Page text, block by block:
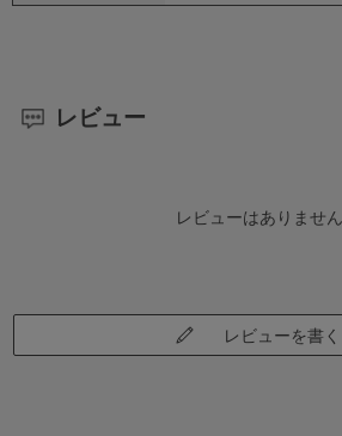
レビュー
レビューはありません
レビューを書く